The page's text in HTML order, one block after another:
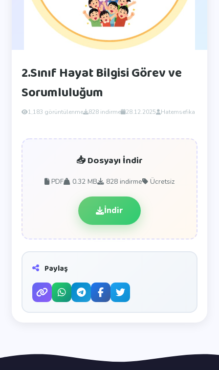
2.Sınıf Hayat Bilgisi Görev ve
Sorumluluğum
1,183 görüntülenme 828 indirme 28.12.2025 Hatemsefika
📥 Dosyayı İndir
PDF 0.32 MB 828 indirme Ücretsiz
İndir
Paylaş